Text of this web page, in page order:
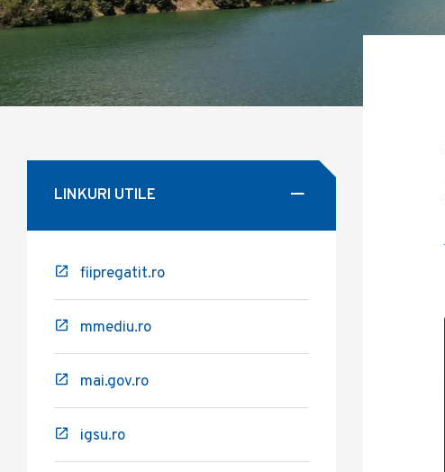
LINKURI UTILE
fiipregatit.ro
mmediu.ro
mai.gov.ro
igsu.ro